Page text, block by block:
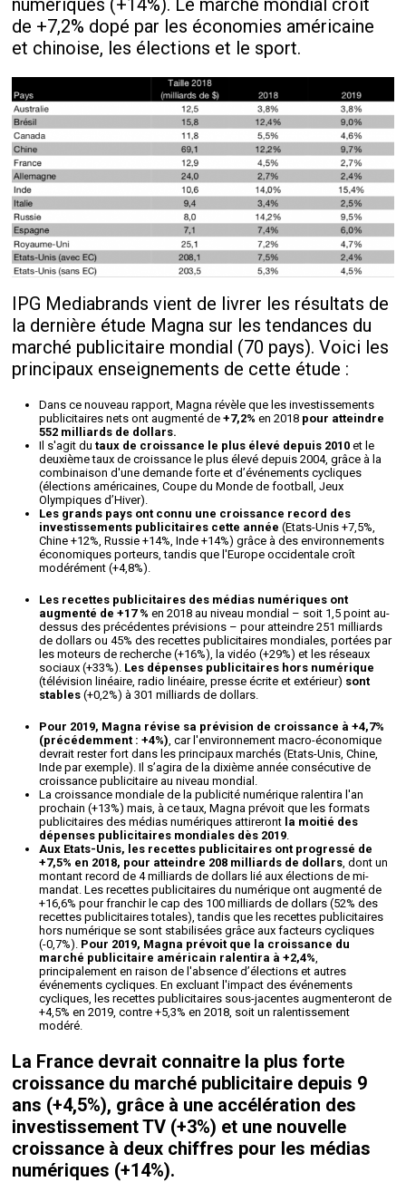
numériques (+14%). Le marché mondial croit
de +7,2% dopé par les économies américaine
et chinoise, les élections et le sport.
IPG Mediabrands vient de livrer les résultats de
la dernière étude Magna sur les tendances du
marché publicitaire mondial (70 pays). Voici les
principaux enseignements de cette étude :
Dans ce nouveau rapport, Magna révèle que les investissements
publicitaires nets ont augmenté de+7,2%en 2018 pour atteindre
552 milliards de dollars.
Il s'agit dutaux de croissance le plus élevé depuis 2010et le
deuxième taux de croissance le plus élevé depuis 2004, grâce à la
combinaison d'une demande forte et d’événements cycliques
(élections américaines, Coupe du Monde de football, Jeux
Olympiques d’Hiver).
Les grands pays ont connu une croissance record des
investissements publicitaires cette année(Etats-Unis +7,5%,
Chine +12%, Russie +14%, Inde +14%) grâce à des environnements
économiques porteurs, tandis que l'Europe occidentale croît
modérément (+4,8%).
Les recettes publicitaires des médias numériques ont
augmenté de +17 %en 2018 au niveau mondial – soit 1,5 point au-
dessus des précédentes prévisions – pour atteindre 251 milliards
de dollars ou 45% des recettes publicitaires mondiales, portées par
les moteurs de recherche (+16%), la vidéo (+29%) et les réseaux
sociaux (+33%). Les dépenses publicitaires hors numérique
(télévision linéaire, radio linéaire, presse écrite et extérieur) sont
stables(+0,2%) à 301 milliards de dollars.
Pour 2019, Magna révise sa prévision de croissance à +4,7%
(précédemment : +4%) , car l'environnement macro-économique
devrait rester fort dans les principaux marchés (Etats-Unis, Chine,
Inde par exemple). Il s’agira de la dixième année consécutive de
croissance publicitaire au niveau mondial.
La croissance mondiale de la publicité numérique ralentira l'an
prochain (+13%) mais, à ce taux, Magna prévoit que les formats
publicitaires des médias numériques attireront la moitié des
dépenses publicitaires mondiales dès 2019
Aux Etats-Unis, les recettes publicitaires ont progressé de
+7,5% en 2018, pour atteindre 208 milliards de dollars , dont un
montant record de 4 milliards de dollars lié aux élections de mi-
mandat. Les recettes publicitaires du numérique ont augmenté de
+16,6% pour franchir le cap des 100 milliards de dollars (52% des
recettes publicitaires totales), tandis que les recettes publicitaires
hors numérique se sont stabilisées grâce aux facteurs cycliques
(-0,7%). Pour 2019, Magna prévoit que la croissance du
marché publicitaire américain ralentira à +2,4%
principalement en raison de l'absence d’élections et autres
événements cycliques. En excluant l'impact des événements
cycliques, les recettes publicitaires sous-jacentes augmenteront de
+4,5% en 2019, contre +5,3% en 2018, soit un ralentissement
modéré.
La France devrait connaitre la plus forte
croissance du marché publicitaire depuis 9
ans (+4,5%), grâce à une accélération des
investissement TV (+3%) et une nouvelle
croissance à deux chiffres pour les médias
numériques (+14%).